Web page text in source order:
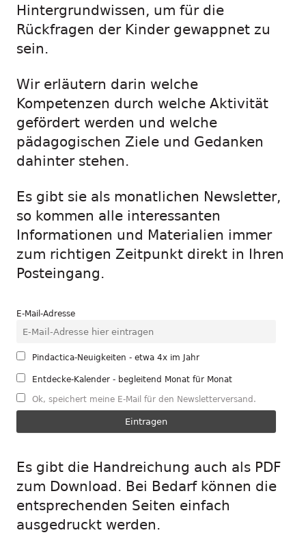
Hintergrundwissen, um für die
Rückfragen der Kinder gewappnet zu
sein.
Wir erläutern darin welche
Kompetenzen durch welche Aktivität
gefördert werden und welche
pädagogischen Ziele und Gedanken
dahinter stehen.
Es gibt sie als monatlichen Newsletter,
so kommen alle interessanten
Informationen und Materialien immer
zum richtigen Zeitpunkt direkt in Ihren
Posteingang.
E-Mail-Adresse
Pindactica-Neuigkeiten - etwa 4x im Jahr
Entdecke-Kalender - begleitend Monat für Monat
Ok, speichert meine E-Mail für den Newsletterversand.
Es gibt die Handreichung auch als PDF
zum Download. Bei Bedarf können die
entsprechenden Seiten einfach
ausgedruckt werden.